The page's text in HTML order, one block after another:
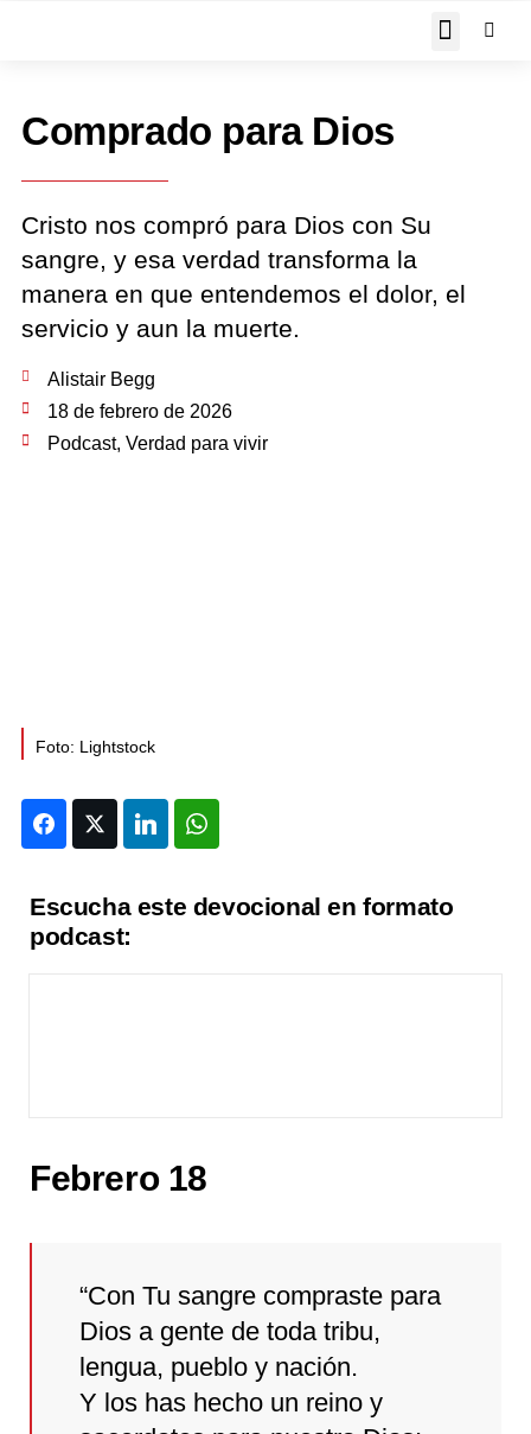
Comprado para Dios
Cristo nos compró para Dios con Su
sangre, y esa verdad transforma la
manera en que entendemos el dolor, el
servicio y aun la muerte.
Alistair Begg
18 de febrero de 2026
Podcast, Verdad para vivir
Foto: Lightstock
FacebookTwitter LinkedIn
Escucha este devocional en formato
podcast:
Febrero 18
“Con Tu sangre compraste para
Dios a gente de toda tribu,
lengua, pueblo y nación.
Y los has hecho un reino y